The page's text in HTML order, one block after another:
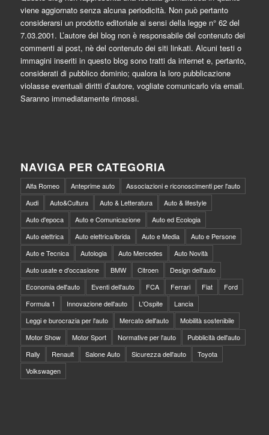
viene aggiornato senza alcuna periodicità. Non può pertanto
considerarsi un prodotto editoriale ai sensi della legge n° 62 del
7.03.2001. L’autore del blog non è responsabile del contenuto dei
commenti ai post, nè del contenuto dei siti linkati. Alcuni testi o
immagini inseriti in questo blog sono tratti da internet e, pertanto,
considerati di pubblico dominio; qualora la loro pubblicazione
violasse eventuali diritti d’autore, vogliate comunicarlo via email.
Saranno immediatamente rimossi.
NAVIGA PER CATEGORIA
Alfa Romeo Anteprime auto
Associazioni e riconoscimenti per l'auto
Audi
Auto&Cultura Auto & Letteratura
Auto & lifestyle
Auto d'epoca
Auto e Comunicazione
Auto ed Ecologia
Auto elettrica
Auto elettrica/ibrida Auto e Media
Auto e Persone
Auto e Tecnica
Autologia Auto Mercedes
Auto Novità
Auto usate e d'occasione
BMW Citroen
Design dell'auto
Economia dell'auto
Eventi dell'auto FCA Ferrari Fiat
Ford
Formula 1
Innovazione dell'auto L'Ospite
Lancia
Leggi e burocrazia per l'auto
Mercato dell'auto
Mobilità sostenibile
Motor Show
Motor Sport Normative per l'auto
Pubblicità dell'auto
Rally
Renault Salone Auto Sicurezza dell'auto
Toyota
Volkswagen